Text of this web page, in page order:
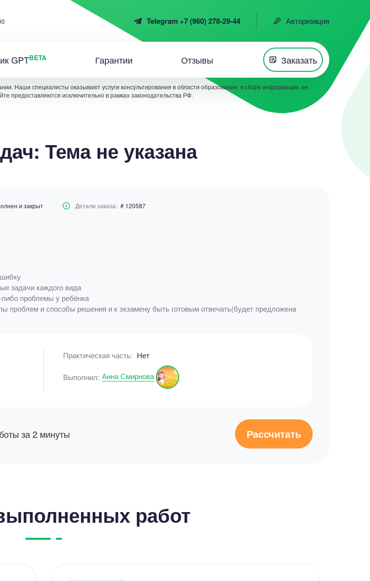
Telegram +7 (960) 278-29-44 Авторизация
GPTBETA Гарантии Отзывы Заказать
Наши специалисты оказывают услуги консультирования в области образования: в сборе информации, ее
предоставляются исключительно в рамках законодательства РФ.
Тема не указана
и закрыт Детали заказа: # 120587
задачи каждого вида
проблемы у ребёнка
проблем и способы решения и к экзамену быть готовым отвечать(будет предложена
Практическая часть: Нет
Выполнил: Анна Смирнова
за 2 минуты Рассчитать
работ